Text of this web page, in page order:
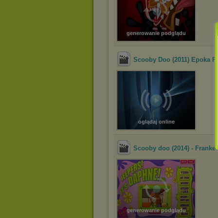
generowanie podglądu
Scooby Doo (2011) Epoka
oglądaj online
Scooby doo (2014) -
generowanie podglądu